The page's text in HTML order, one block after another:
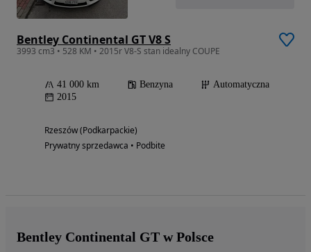
Bentley Continental GT V8 S
3993 cm3 • 528 KM • 2015r V8-S stan idealny COUPE
41 000 km Benzyna
Automatyczna
2015
Rzeszów (Podkarpackie)
Prywatny sprzedawca • Podbite
Bentley Continental GT w Polsce